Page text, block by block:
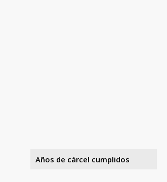
Años de cárcel cumplidos